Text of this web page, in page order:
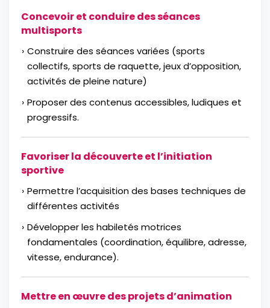
Concevoir et conduire des séances
multisports
Construire des séances variées (sports
collectifs, sports de raquette, jeux d’opposition,
activités de pleine nature)
Proposer des contenus accessibles, ludiques et
progressifs.
Favoriser la découverte et l’initiation
sportive
Permettre l’acquisition des bases techniques de
différentes activités
Développer les habiletés motrices
fondamentales (coordination, équilibre, adresse,
vitesse, endurance).
Mettre en œuvre des projets d’animation